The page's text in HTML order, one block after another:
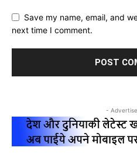
Save my name, email, and
next time I comment.
-